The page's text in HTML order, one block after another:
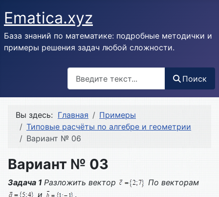
Ematica.xyz
База знаний по математике: подробные методички и
примеры решения задач любой сложности.
Поиск
Вы здесь: Главная
Примеры
Типовые расчёты по алгебре и геометрии
Вариант № 06
Вариант № 03
Задача 1 Разложить вектор
По векторам
и
.